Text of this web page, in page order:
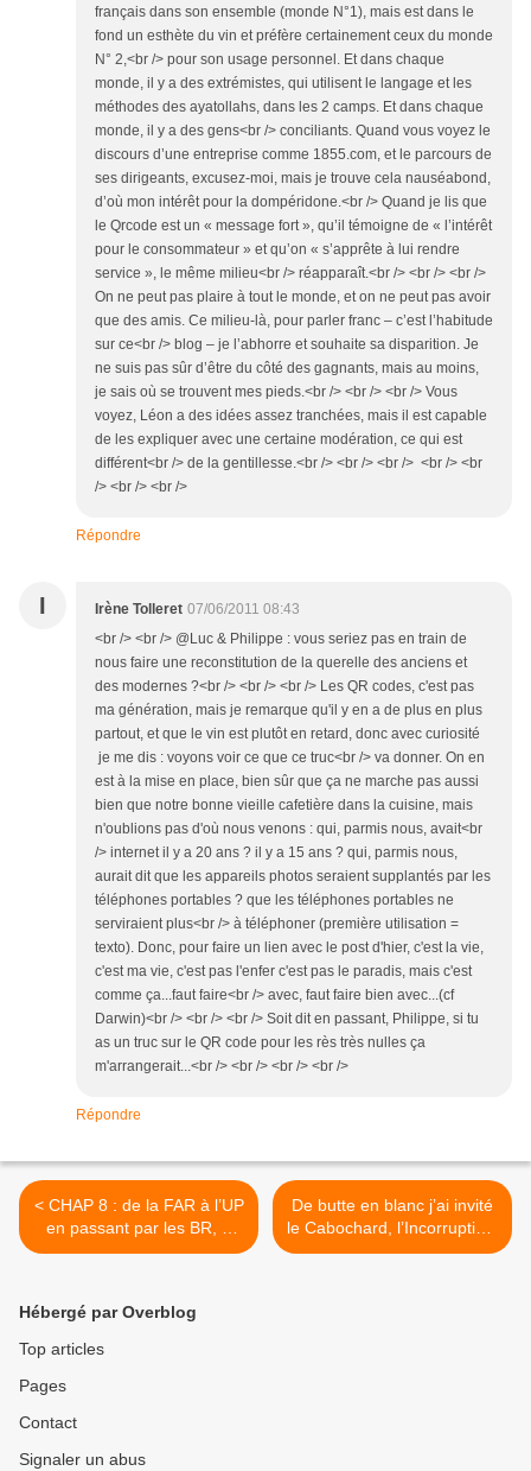
français dans son ensemble (monde N°1), mais est dans le
fond un esthète du vin et préfère certainement ceux du monde
N° 2,<br /> pour son usage personnel. Et dans chaque
monde, il y a des extrémistes, qui utilisent le langage et les
méthodes des ayatollahs, dans les 2 camps. Et dans chaque
monde, il y a des gens<br /> conciliants. Quand vous voyez le
discours d’une entreprise comme 1855.com, et le parcours de
ses dirigeants, excusez-moi, mais je trouve cela nauséabond,
d’où mon intérêt pour la dompéridone.<br /> Quand je lis que
le Qrcode est un « message fort », qu’il témoigne de « l’intérêt
pour le consommateur » et qu’on « s’apprête à lui rendre
service », le même milieu<br /> réapparaît.<br /> <br /> <br />
On ne peut pas plaire à tout le monde, et on ne peut pas avoir
que des amis. Ce milieu-là, pour parler franc – c’est l’habitude
sur ce<br /> blog – je l’abhorre et souhaite sa disparition. Je
ne suis pas sûr d’être du côté des gagnants, mais au moins,
je sais où se trouvent mes pieds.<br /> <br /> <br /> Vous
voyez, Léon a des idées assez tranchées, mais il est capable
de les expliquer avec une certaine modération, ce qui est
différent<br /> de la gentillesse.<br /> <br /> <br /> <br /> <br
/> <br /> <br />
Répondre
I Irène Tolleret 07/06/2011 08:43
<br /> <br /> @Luc & Philippe : vous seriez pas en train de
nous faire une reconstitution de la querelle des anciens et
des modernes ?<br /> <br /> <br /> Les QR codes, c'est pas
ma génération, mais je remarque qu'il y en a de plus en plus
partout, et que le vin est plutôt en retard, donc avec curiosité
je me dis : voyons voir ce que ce truc<br /> va donner. On en
est à la mise en place, bien sûr que ça ne marche pas aussi
bien que notre bonne vieille cafetière dans la cuisine, mais
n'oublions pas d'où nous venons : qui, parmis nous, avait<br
/> internet il y a 20 ans ? il y a 15 ans ? qui, parmis nous,
aurait dit que les appareils photos seraient supplantés par les
téléphones portables ? que les téléphones portables ne
serviraient plus<br /> à téléphoner (première utilisation =
texto). Donc, pour faire un lien avec le post d'hier, c'est la vie,
c'est ma vie, c'est pas l'enfer c'est pas le paradis, mais c'est
comme ça...faut faire<br /> avec, faut faire bien avec...(cf
Darwin)<br /> <br /> <br /> Soit dit en passant, Philippe, si tu
as un truc sur le QR code pour les rès très nulles ça
m'arrangerait...<br /> <br /> <br /> <br />
Répondre
< CHAP 8 : de la FAR à l’UP
en passant par les BR, «
Bal Tragique à Colombey :
De butte en blanc j’ai invité
le Cabochard, l’Incorruptible
et le Turbullent à venir
Hébergé par Overblog
Top articles
Pages
Contact
Signaler un abus